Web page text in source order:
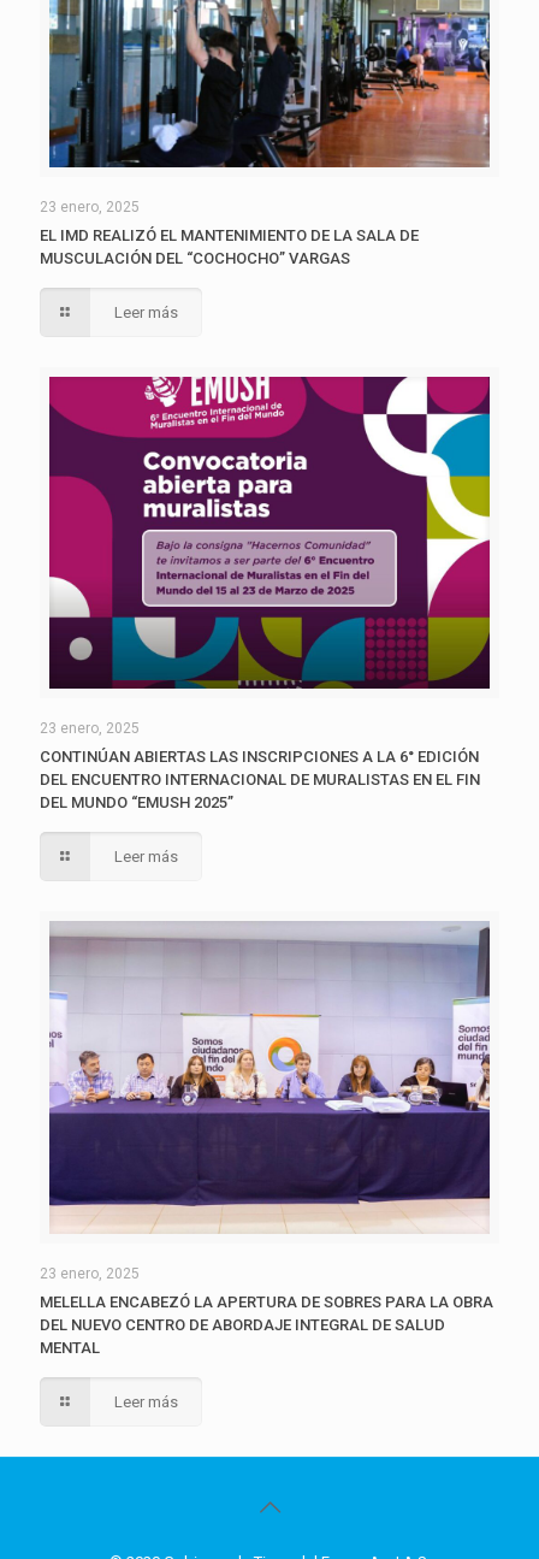
23 enero, 2025
EL IMD REALIZÓ EL MANTENIMIENTO DE LA SALA DE
MUSCULACIÓN DEL “COCHOCHO” VARGAS
Leer más
23 enero, 2025
CONTINÚAN ABIERTAS LAS INSCRIPCIONES A LA 6° EDICIÓN
DEL ENCUENTRO INTERNACIONAL DE MURALISTAS EN EL FIN
DEL MUNDO “EMUSH 2025”
Leer más
23 enero, 2025
MELELLA ENCABEZÓ LA APERTURA DE SOBRES PARA LA OBRA
DEL NUEVO CENTRO DE ABORDAJE INTEGRAL DE SALUD
MENTAL
Leer más